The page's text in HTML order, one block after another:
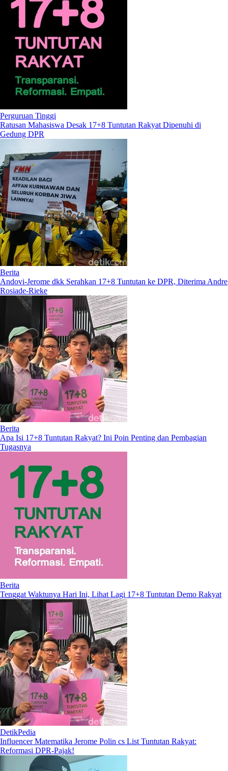
Perguruan Tinggi
Ratusan Mahasiswa Desak 17+8 Tuntutan Rakyat Dipenuhi di
Gedung DPR
Berita
Andovi-Jerome dkk Serahkan 17+8 Tuntutan ke DPR, Diterima Andre
Rosiade-Rieke
Berita
Apa Isi 17+8 Tuntutan Rakyat? Ini Poin Penting dan Pembagian
Tugasnya
Berita
Tenggat Waktunya Hari Ini, Lihat Lagi 17+8 Tuntutan Demo Rakyat
DetikPedia
Influencer Matematika Jerome Polin cs List Tuntutan Rakyat:
Reformasi DPR-Pajak!